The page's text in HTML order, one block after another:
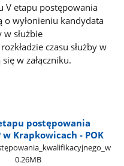
V etapu postępowania
wyłonieniu kandydata
w służbie
czasu służby w
w załączniku.
postępowania
Krapkowicach - POK
0.26MB